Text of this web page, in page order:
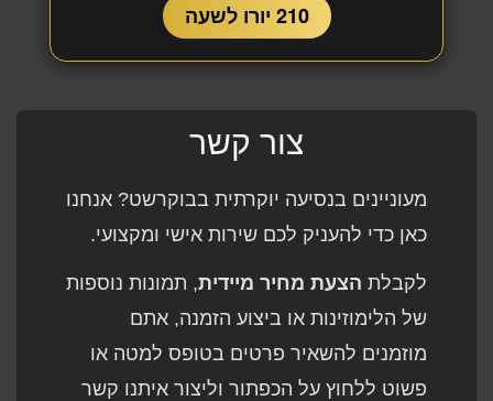
210 יורו לשעה
צור קשר
מעוניינים בנסיעה יוקרתית בבוקרשט? אנחנו
כאן כדי להעניק לכם שירות אישי ומקצועי.
לקבלת הצעת מחיר מיידית, תמונות נוספות
של הלימוזינות או ביצוע הזמנה, אתם
מוזמנים להשאיר פרטים בטופס למטה או
פשוט ללחוץ על הכפתור וליצור איתנו קשר